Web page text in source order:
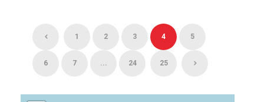
1 2 3 4 5
6 7 ... 24 25